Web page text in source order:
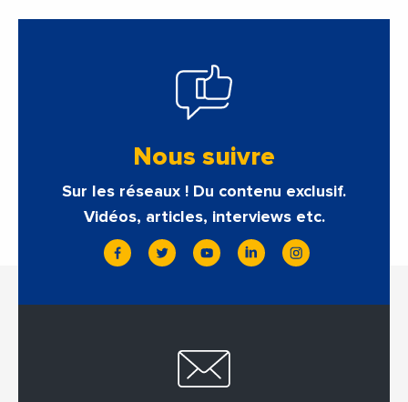
Nous suivre
Sur les réseaux ! Du contenu exclusif.
Vidéos, articles, interviews etc.